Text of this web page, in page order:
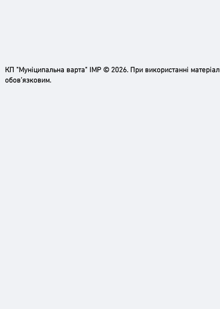
КП "Муніципальна варта" ІМР © 2026. При використанні
обов’язковим.